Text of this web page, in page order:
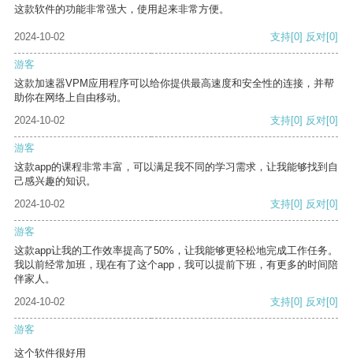
这款软件的功能非常强大，使用起来非常方便。
2024-10-02 支持[0] 反对[0]
游客
这款加速器VPM应用程序可以给你提供最高速度和安全性的连接，并帮
助你在网络上自由移动。
2024-10-02
支持[0] 反对[0]
游客
这款app的课程非常丰富，可以满足我不同的学习需求，让我能够找到自
己感兴趣的知识。
2024-10-02
支持[0] 反对[0]
游客
这款app让我的工作效率提高了50%，让我能够更轻松地完成工作任务。
我以前经常加班，现在有了这个app，我可以提前下班，有更多的时间陪
伴家人。
2024-10-02
支持[0] 反对[0]
游客
这个软件很好用